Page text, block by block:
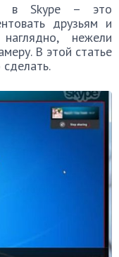
в Skype – это
друзьям и
нежели
В этой статье